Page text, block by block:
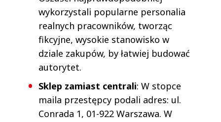
wykorzystali popularne personalia
realnych pracowników, tworząc
fikcyjne, wysokie stanowisko w
dziale zakupów, by łatwiej budować
autorytet.
Sklep zamiast centrali: W stopce
maila przestępcy podali adres: ul.
Conrada 1, 01-922 Warszawa. W